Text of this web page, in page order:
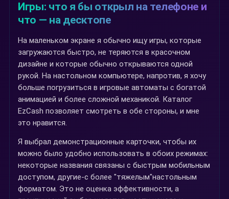
Игры: что я бы открыл на телефоне и
что — на десктопе
На маленьком экране я обычно ищу игры, которые
загружаются быстро, не теряются в красочном
дизайне и которые обычно открываются одной
рукой. На настольном компьютере, напротив, я хочу
больше погрузиться в игровые автоматы с богатой
анимацией и более сложной механикой. Каталог
EzCash позволяет смотреть в обе стороны, и мне
это нравится.
Я выбрал демонстрационные карточки, чтобы их
можно было удобно использовать в обоих режимах:
некоторые названия связаны с быстрым мобильным
доступом, другие-с более "тяжелым"настольным
форматом. Это не оценка эффективности, а